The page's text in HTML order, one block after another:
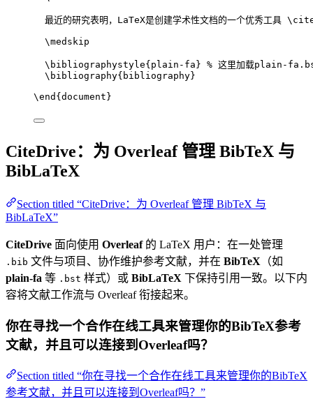
最近的研究表明，LaTeX是创建学术性文档的一个优秀工具
\medskip
\bibliographystyle{plain-fa} % 这里加载plain-
\bibliography{bibliography}
\end { document }
CiteDrive：为 Overleaf 管理 BibTeX 与
BibLaTeX
Section titled “CiteDrive：为 Overleaf 管理 BibTeX 与
BibLaTeX”
CiteDrive 面向使用 Overleaf的 LaTeX 用户：在一处管理
.bib 文件与项目、协作维护参考文献，并在 BibTeX （如
plain-fa 等 .bst 样式）或 BibLaTeX 下保持引用一致。以下内
容将文献工作流与 Overleaf 衔接起来。
你在寻找一个合作在线工具来管理你的BibTeX参考
文献，并且可以连接到Overleaf吗？
Section titled “你在寻找一个合作在线工具来管理你的BibTeX
参考文献，并且可以连接到Overleaf吗？”